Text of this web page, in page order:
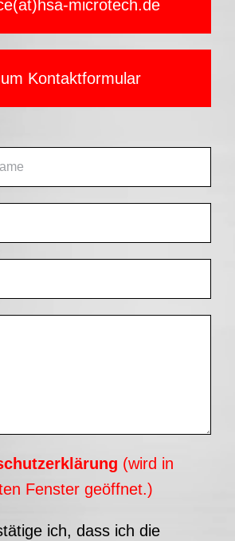
microtech.de
Kontaktformular
(wird in
Fenster geöffnet.)
ich, dass ich die